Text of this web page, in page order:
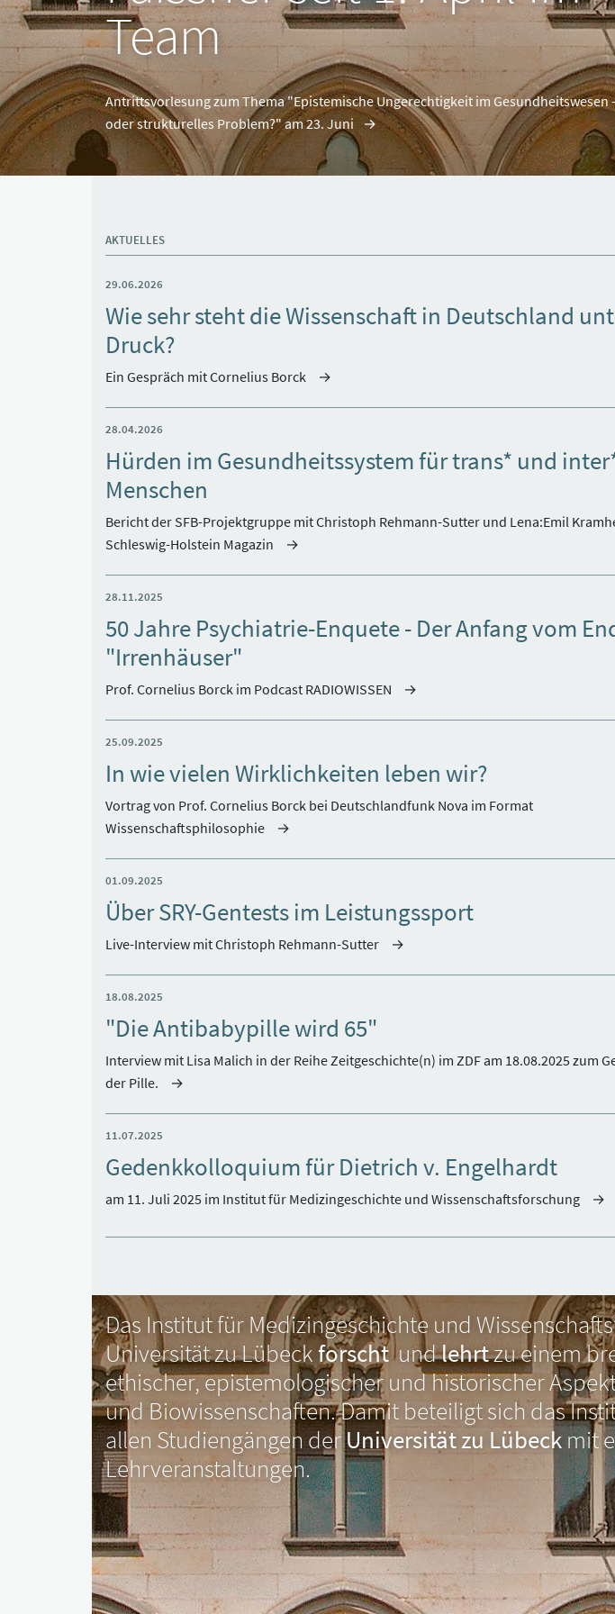
Team
Antrittsvorlesung zum Thema "Epistemische Ungerechtigkeit im Gesundheitswesen
oder strukturelles Problem?" am 23. Juni
AKTUELLES
29.06.2026
Wie sehr steht die Wissenschaft in Deutschland
Druck?
Ein Gespräch mit Cornelius Borck
28.04.2026
Hürden im Gesundheitssystem für trans* und
Menschen
Bericht der SFB-Projektgruppe mit Christoph Rehmann-Sutter und Lena:Emil
Schleswig-Holstein Magazin
28.11.2025
50 Jahre Psychiatrie-Enquete - Der Anfang vom
"Irrenhäuser"
Prof. Cornelius Borck im Podcast RADIOWISSEN
25.09.2025
In wie vielen Wirklichkeiten leben wir?
Vortrag von Prof. Cornelius Borck bei Deutschlandfunk Nova im Format
Wissenschaftsphilosophie
01.09.2025
Über SRY-Gentests im Leistungssport
Live-Interview mit Christoph Rehmann-Sutter
18.08.2025
"Die Antibabypille wird 65"
Interview mit Lisa Malich in der Reihe Zeitgeschichte(n) im ZDF am 18.08.2025 zum
der Pille.
11.07.2025
Gedenkkolloquium für Dietrich v. Engelhardt
am 11. Juli 2025 im Institut für Medizingeschichte und Wissenschaftsforschung
Das Institut für Medizingeschichte und
Universität zu Lübeckforschtundlehrtzu einem
ethischer, epistemologischer und historischer
und Biowissenschaften. Damit beteiligt sich das
allen Studiengängen derUniversität zu Lübeck mit
Lehrveranstaltungen.